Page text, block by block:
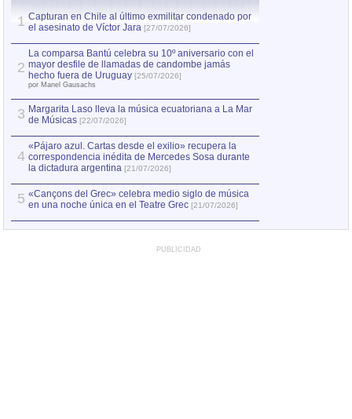
1 Capturan en Chile al último exmilitar condenado por
el asesinato de Víctor Jara [27/07/2026]
2
La comparsa Bantú celebra su 10º aniversario con el
mayor desfile de llamadas de candombe jamás
hecho fuera de Uruguay [25/07/2026]
por Manel Gausachs
3 Margarita Laso lleva la música ecuatoriana a La Mar
de Músicas [22/07/2026]
4
«Pájaro azul. Cartas desde el exilio» recupera la
correspondencia inédita de Mercedes Sosa durante
la dictadura argentina [21/07/2026]
5 «Cançons del Grec» celebra medio siglo de música
en una noche única en el Teatre Grec [21/07/2026]
PUBLICIDAD